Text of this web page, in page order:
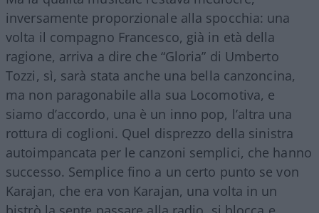
inversamente proporzionale alla spocchia: una
volta il compagno Francesco, già in età della
ragione, arriva a dire che “Gloria” di Umberto
Tozzi, sì, sarà stata anche una bella canzoncina,
ma non paragonabile alla sua Locomotiva, e
siamo d’accordo, una è un inno pop, l’altra una
rottura di coglioni. Quel disprezzo della sinistra
autoimpancata per le canzoni semplici, che hanno
successo. Semplice fino a un certo punto se von
Karajan, che era von Karajan, una volta in un